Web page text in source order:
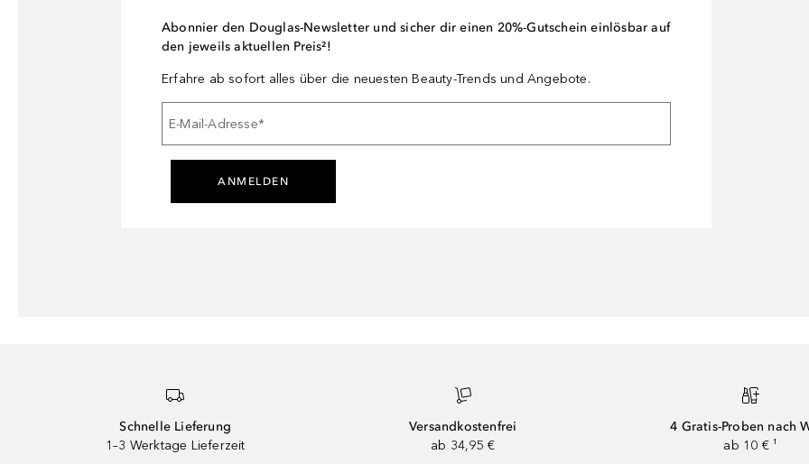
Abonnier den Douglas-Newsletter und sicher dir einen 20%-Gutschein einlösbar auf
den jeweils aktuellen Preis²!
Erfahre ab sofort alles über die neuesten Beauty-Trends und Angebote.
E-Mail-Adresse*
ANMELDEN
Schnelle Lieferung
1–3 Werktage Lieferzeit
Versandkostenfrei
ab 34,95 €
4 Gratis-Proben nach
ab 10 € ¹